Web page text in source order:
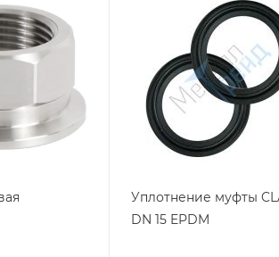
Уплотнение муфты
DN 15 EPDM